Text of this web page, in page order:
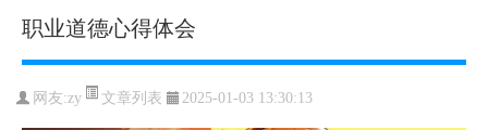
职业道德心得体会
网友:zy 文章列表 2025-01-03 13:30:13